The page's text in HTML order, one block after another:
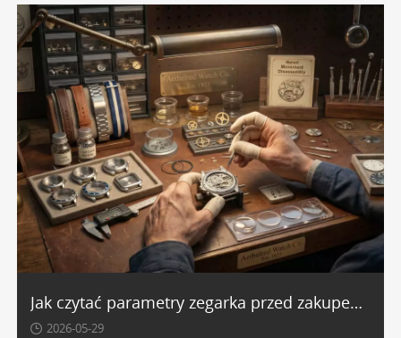
Jak czytać parametry zegarka przed zakupem: koperta, szkiełko, mechanizm, pasek
2026-05-29